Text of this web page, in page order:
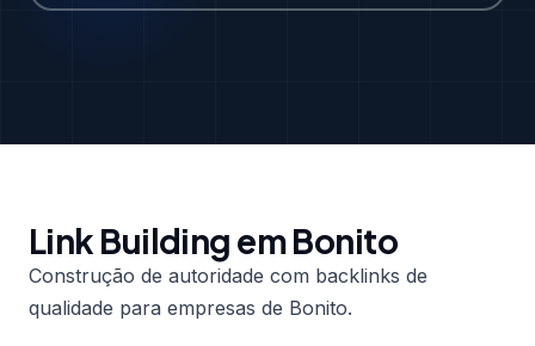
Link Building em Bonito
Construção de autoridade com backlinks de
qualidade para empresas de Bonito.